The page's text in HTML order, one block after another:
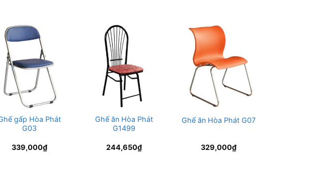
gấp Hòa Phát
G03
339,000₫
Ghế ăn Hòa Phát
G1499
244,650₫
Ghế ăn Hòa Phát G07
329,000₫